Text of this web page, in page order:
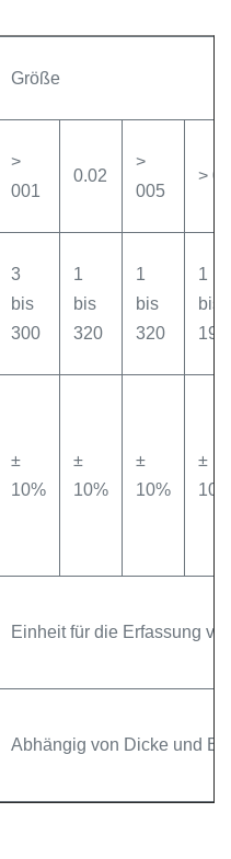
Größe
>
001
0.02
>
005
> 01
3
bis
300
1
bis
320
1
bis
320
1
bis
190
±
10%
±
10%
±
10%
±
Einheit für die Erfassung
Abhängig von Dicke und